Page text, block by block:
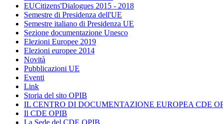
EUCitizens'Dialogues 2015 - 2018
Semestre di Presidenza dell'UE
Semestre italiano di Presidenza UE
Sezione documentazione Unesco
Elezioni Europee 2019
Elezioni europee 2014
Novità
Pubblicazioni UE
Eventi
Link
Storia del sito OPIB
IL CENTRO DI DOCUMENTAZIONE EUROPEA CDE
Il CDE OPIB
La Sede del CDE OPIB